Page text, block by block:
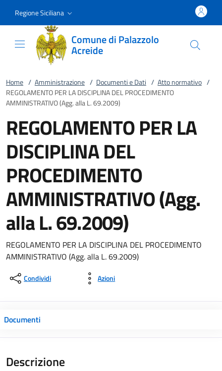
Regione Siciliana
Comune di Palazzolo
Acreide
Home / Amministrazione / Documenti e Dati / Atto normativo /
REGOLAMENTO PER LA DISCIPLINA DEL PROCEDIMENTO
AMMINISTRATIVO (Agg. alla L. 69.2009)
REGOLAMENTO PER LA
DISCIPLINA DEL
PROCEDIMENTO
AMMINISTRATIVO (Agg.
alla L. 69.2009)
REGOLAMENTO PER LA DISCIPLINA DEL PROCEDIMENTO
AMMINISTRATIVO (Agg. alla L. 69.2009)
Condividi Azioni
Documenti
Descrizione